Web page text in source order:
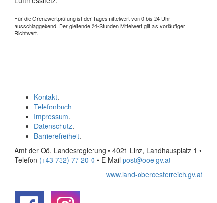
Für die Grenzwertprüfung ist der Tagesmittelwert von 0 bis 24 Uhr
ausschlaggebend. Der gleitende 24-Stunden Mittelwert gilt als vorläufiger
Richtwert.
Kontakt.
Telefonbuch.
Impressum.
Datenschutz.
Barrierefreiheit.
Amt der Oö. Landesregierung • 4021 Linz, Landhausplatz 1 •
Telefon (+43 732) 77 20-0 • E-Mail post@ooe.gv.at
www.land-oberoesterreich.gv.at